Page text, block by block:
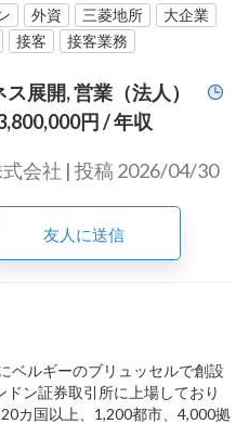
外資 三菱地所
大企業
接客 接客業務
ス展開, 営業（法人）
円/ 年収
会社 | 投稿 2026/04/30
友人に送信
ベルギーのブリュッセルで創設
ン証券取引所に上場しており
カ国以上、1,200都市、4,000拠